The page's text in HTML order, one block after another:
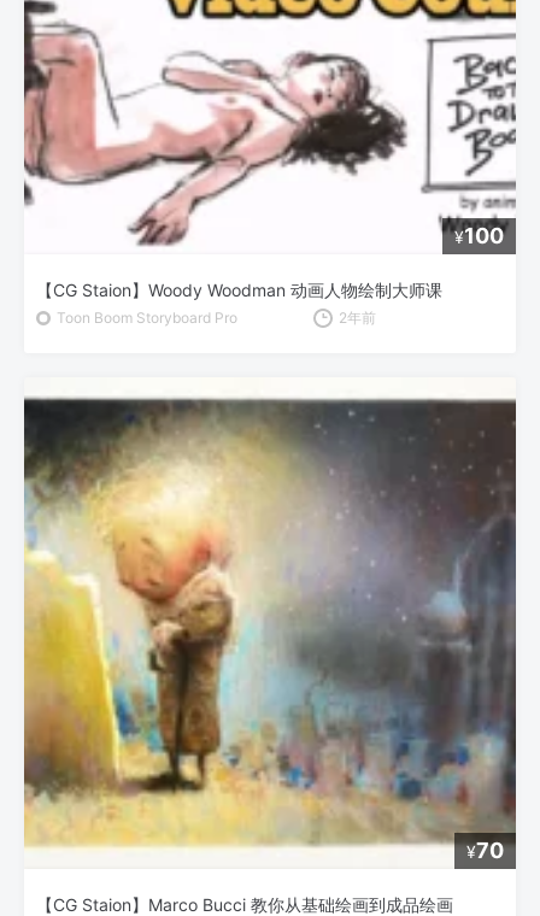
¥100
【CG Staion】Woody Woodman 动画人物绘制大师课
Toon Boom Storyboard Pro 2年前
¥70
【CG Staion】Marco Bucci 教你从基础绘画到成品绘画